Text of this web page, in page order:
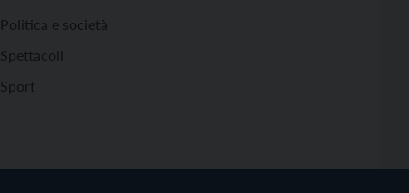
Politica e società
Spettacoli
Sport